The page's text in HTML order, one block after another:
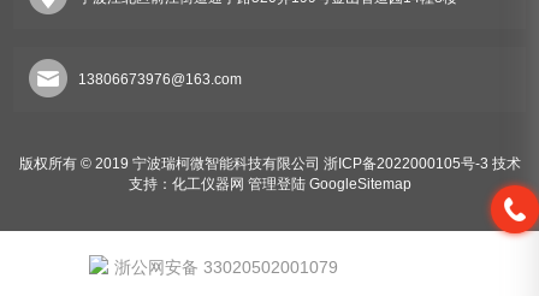
13806673976@163.com
版权所有 © 2019 宁波瑞柯微智能科技有限公司 浙ICP备2022000105号-3 技术
支持： 化工仪器网 管理登陆 GoogleSitemap
浙公网安备 33020502001079